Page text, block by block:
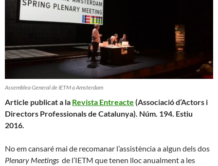
Assemblea General de IETM a Amsterdam
Article publicat a la Revista Entreacte (Associació d’Actors i
Directors Professionals de Catalunya). Núm. 194. Estiu
2016.
No em cansaré mai de recomanar l’assistència a algun dels dos
Plenary Meetings de l’IETM que tenen lloc anualment a les